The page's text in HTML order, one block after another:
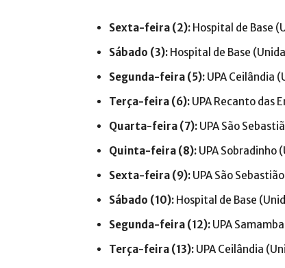
Sexta-feira (2): Hospital de Base
Sábado (3): Hospital de Base
Segunda-feira (5): UPA Ceilândia
Terça-feira (6): UPA Recanto das
Quarta-feira (7): UPA São
Quinta-feira (8): UPA Sobradinho
Sexta-feira (9): UPA São
Sábado (10): Hospital de Base
Segunda-feira (12): UPA
Terça-feira (13): UPA Ceilândia